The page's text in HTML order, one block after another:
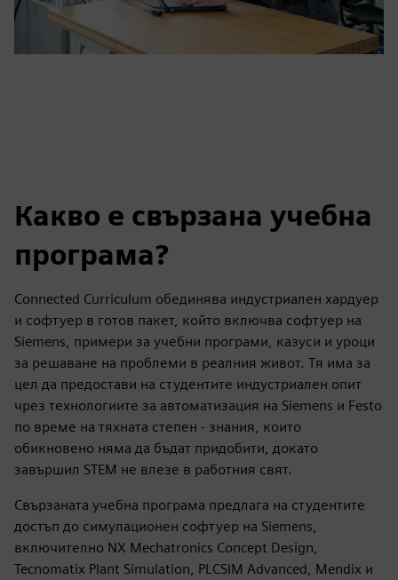
Какво е свързана учебна
програма?
Connected Curriculum обединява индустриален хардуер
и софтуер в готов пакет, който включва софтуер на
Siemens, примери за учебни програми, казуси и уроци
за решаване на проблеми в реалния живот. Тя има за
цел да предостави на студентите индустриален опит
чрез технологиите за автоматизация на Siemens и Festo
по време на тяхната степен - знания, които
обикновено няма да бъдат придобити, докато
завършил STEM не влезе в работния свят.
Свързаната учебна програма предлага на студентите
достъп до симулационен софтуер на Siemens,
включително NX Mechatronics Concept Design,
Tecnomatix Plant Simulation, PLCSIM Advanced, Mendix и